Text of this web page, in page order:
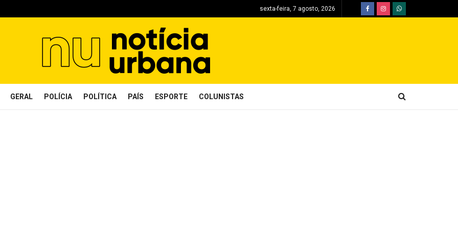
sexta-feira, 7 agosto, 2026
GERAL POLÍCIA POLÍTICA PAÍS ESPORTE COLUNISTAS